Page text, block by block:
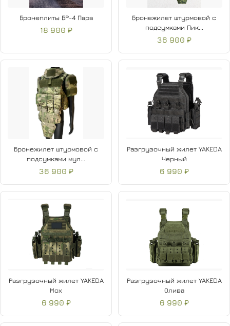
Бронеплиты БР-4 Пара
18 900 ₽
Бронежилет штурмовой с
подсумками Пик...
36 900 ₽
Бронежилет штурмовой с
подсумками мул...
36 900 ₽
Разгрузочный жилет YAKEDA
Черный
6 990 ₽
Разгрузочный жилет YAKEDA
Мох
6 990 ₽
Разгрузочный жилет YAKEDA
Олива
6 990 ₽